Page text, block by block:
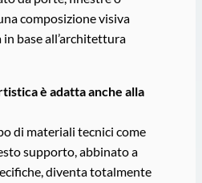
composizione visiva
base all’architettura
è adatta anche alla
di materiali tecnici come
supporto, abbinato a
diventa totalmente